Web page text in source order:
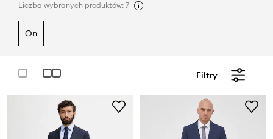
Liczba wybranych produktów: 7
on
Filtry